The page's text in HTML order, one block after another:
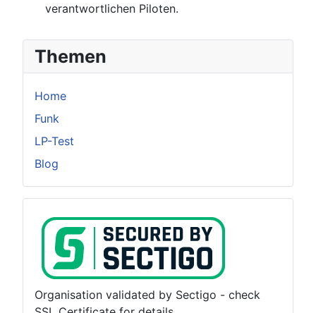
verantwortlichen Piloten.
Themen
Home
Funk
LP-Test
Blog
Organisation validated by Sectigo - check